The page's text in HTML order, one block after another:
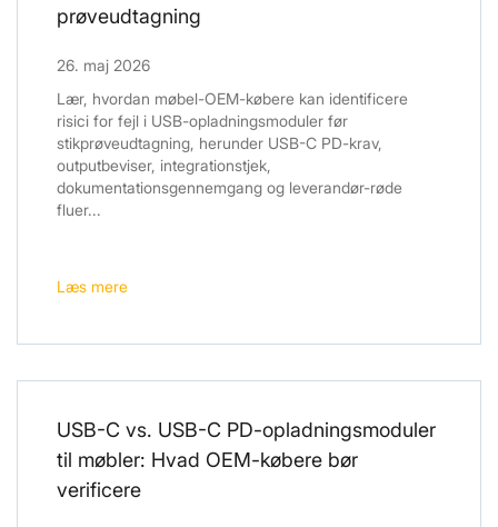
prøveudtagning
26. maj 2026
Lær, hvordan møbel-OEM-købere kan identificere
risici for fejl i USB-opladningsmoduler før
stikprøveudtagning, herunder USB-C PD-krav,
outputbeviser, integrationstjek,
dokumentationsgennemgang og leverandør-røde
fluer...
Læs mere
USB-C vs. USB-C PD-opladningsmoduler
til møbler: Hvad OEM-købere bør
verificere